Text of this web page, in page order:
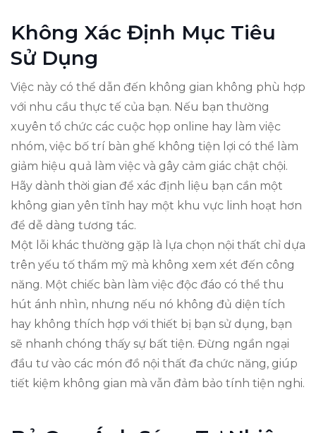
Không Xác Định Mục Tiêu
Sử Dụng
Việc này có thể dẫn đến không gian không phù hợp
với nhu cầu thực tế của bạn. Nếu bạn thường
xuyên tổ chức các cuộc họp online hay làm việc
nhóm, việc bố trí bàn ghế không tiện lợi có thể làm
giảm hiệu quả làm việc và gây cảm giác chật chội.
Hãy dành thời gian để xác định liệu bạn cần một
không gian yên tĩnh hay một khu vực linh hoạt hơn
để dễ dàng tương tác.
Một lỗi khác thường gặp là lựa chọn nội thất chỉ dựa
trên yếu tố thẩm mỹ mà không xem xét đến công
năng. Một chiếc bàn làm việc độc đáo có thể thu
hút ánh nhìn, nhưng nếu nó không đủ diện tích
hay không thích hợp với thiết bị bạn sử dụng, bạn
sẽ nhanh chóng thấy sự bất tiện. Đừng ngần ngại
đầu tư vào các món đồ nội thất đa chức năng, giúp
tiết kiệm không gian mà vẫn đảm bảo tính tiện nghi.